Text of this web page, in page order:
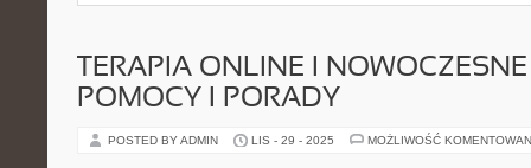
TERAPIA ONLINE I
POMOCY I PORADY
POSTED BY ADMIN LIS - 29 - 2025 MOŻLIWOŚĆ